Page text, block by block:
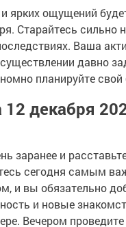
ярких ощущений
Старайтесь сильно
Ваша
давно
планируйте
12 декабря
заранее и
сегодня самым
и вы обязательно
и новые
Вечером